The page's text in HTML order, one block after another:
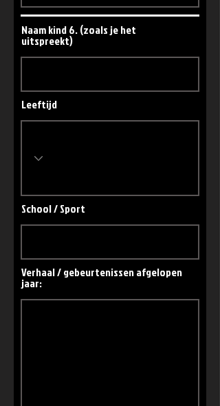
Naam kind 6. (zoals je het
uitspreekt)
Leeftijd
School / Sport
Verhaal / gebeurtenissen afgelopen
jaar: